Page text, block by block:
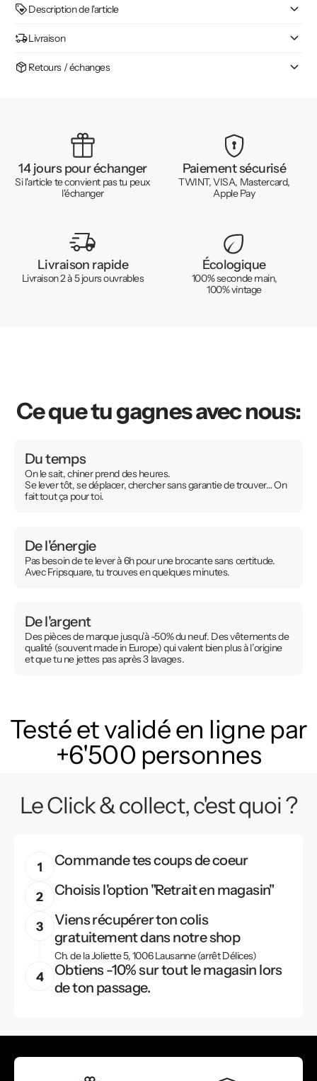
Description de l'article
Livraison
Retours / échanges
14 jours pour échanger
Si l'article te convient pas tu peux
l'échanger
Paiement sécurisé
TWINT, VISA, Mastercard,
Apple Pay
Livraison rapide
Livraison 2 à 5 jours ouvrables
Écologique
100% seconde main,
100% vintage
Ce que tu gagnes avec nous:
Du temps
On le sait, chiner prend des heures.
Se lever tôt, se déplacer, chercher sans garantie de trouver… On
fait tout ça pour toi.
De l'énergie
Pas besoin de te lever à 6h pour une brocante sans certitude.
Avec Fripsquare, tu trouves en quelques minutes.
De l'argent
Des pièces de marque jusqu’à -50% du neuf. Des vêtements de
qualité (souvent made in Europe) qui valent bien plus à l’origine
et que tu ne jettes pas après 3 lavages.
Testé et validé en ligne par
+6'500 personnes
Le Click & collect, c'est quoi ?
Commande tes coups de coeur
Choisis l'option "Retrait en magasin"
Viens récupérer ton colis
gratuitement dans notre shop
Ch. de la Joliette 5, 1006 Lausanne (arrêt Délices)
Obtiens -10% sur tout le magasin lors
de ton passage.